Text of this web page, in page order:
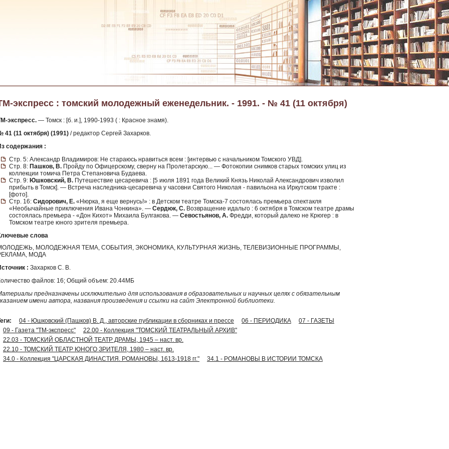
экспресс : томский молодежный еженедельник. - 1991. - № 41 (11 октября)
экспресс. — Томск : [б. и.], 1990-1993 ( : Красное знамя).
41 (11 октября) (1991) / редактор Сергей Захарков.
содержания :
Стр. 5: Александр Владимиров: Не стараюсь нравиться всем : [интервью с начальником Томского УВД].
Стр. 8: Пашков, В. Пройду по Офицерскому, сверну на Пролетарскую... — Фотокопии снимков старых томских улиц из
коллекции томича Петра Степановича Будаева.
Стр. 9: Юшковский, В. Путешествие цесаревича : [5 июля 1891 года Великий Князь Николай Александрович изволил
прибыть в Томск]. — Встреча наследника-цесаревича у часовни Святого Николая - павильона на Иркутском тракте :
[фото].
Стр. 16: Сидорович, Е. «Нюрка, я еще вернусь!» : в Детском театре Томска-7 состоялась премьера спектакля
«Необычайные приключения Ивана Чонкина». — Сердюк, С. Возвращение идальго : 6 октября в Томском театре драмы
состоялась премьера - «Дон Кихот» Михаила Булгакова. — Севостьянов, А. Фредди, который далеко не Крюгер : в
Томском театре юного зрителя премьера.
слова
МОЛОДЕЖНАЯ ТЕМА, СОБЫТИЯ, ЭКОНОМИКА, КУЛЬТУРНАЯ ЖИЗНЬ, ТЕЛЕВИЗИОННЫЕ ПРОГРАММЫ,
МОДА
: Захарков С. В.
файлов: 16; Общий объем: 20.44МБ
предназначены исключительно для использования в образовательных и научных целях с обязательным
имени автора, названия произведения и ссылки на сайт Электронной библиотеки.
04 - Юшковский (Пашков) В. Д., авторские публикации в сборниках и прессе 06 - ПЕРИОДИКА
07 - ГАЗЕТЫ
09 - Газета "ТМ-экспресс"
22.00 - Коллекция "ТОМСКИЙ ТЕАТРАЛЬНЫЙ АРХИВ"
22.03 - ТОМСКИЙ ОБЛАСТНОЙ ТЕАТР ДРАМЫ, 1945 – наст. вр.
22.10 - ТОМСКИЙ ТЕАТР ЮНОГО ЗРИТЕЛЯ, 1980 – наст. вр.
34.0 - Коллекция "ЦАРСКАЯ ДИНАСТИЯ. РОМАНОВЫ, 1613-1918 гг."
34.1 - РОМАНОВЫ В ИСТОРИИ ТОМСКА